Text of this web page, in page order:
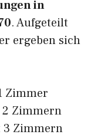
in
. Aufgeteilt
ergeben sich
Zimmer
2 Zimmern
3 Zimmern